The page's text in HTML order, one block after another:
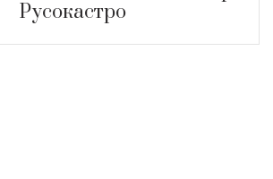
Русокастро